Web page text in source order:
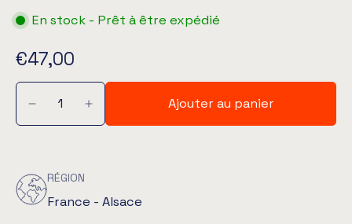
En stock - Prêt à être expédié
€47,00
Ajouter au panier
RÉGION
France - Alsace